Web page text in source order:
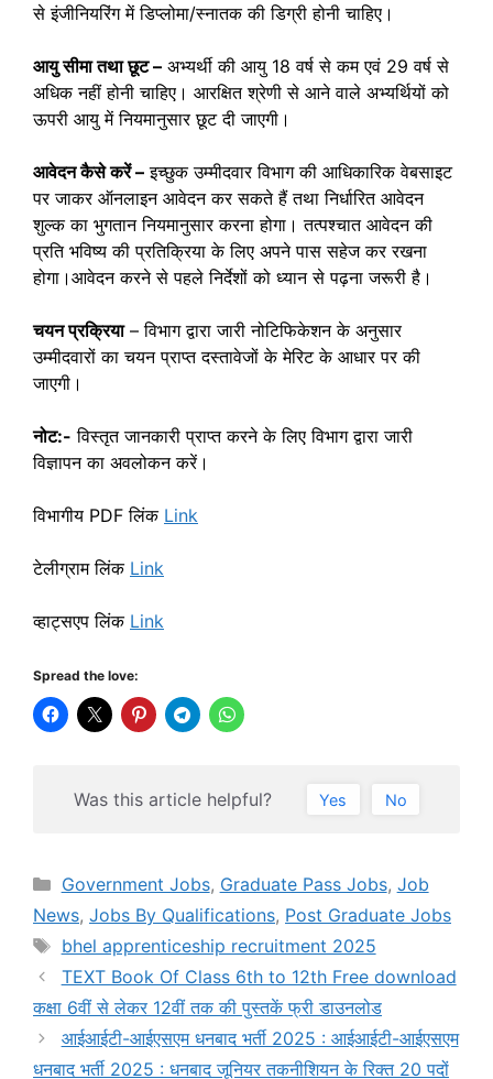
से इंजीनियरिंग में डिप्लोमा/स्नातक की डिग्री होनी चाहिए।
आयु सीमा तथा छूट – अभ्यर्थी की आयु 18 वर्ष से कम एवं 29 वर्ष से
अधिक नहीं होनी चाहिए। आरक्षित श्रेणी से आने वाले अभ्यर्थियों को
ऊपरी आयु में नियमानुसार छूट दी जाएगी।
आवेदन कैसे करें – इच्छुक उम्मीदवार विभाग की आधिकारिक वेबसाइट
पर जाकर ऑनलाइन आवेदन कर सकते हैं तथा निर्धारित आवेदन
शुल्‍क का भुगतान नियमानुसार करना होगा। तत्पश्चात आवेदन की
प्रति भविष्य की प्रतिक्रिया के लिए अपने पास सहेज कर रखना
होगा।आवेदन करने से पहले निर्देशों को ध्यान से पढ़ना जरूरी है।
चयन प्रक्रिया– विभाग द्वारा जारी नोटिफिकेशन के अनुसार
उम्मीदवारों का चयन प्राप्त दस्तावेजों के मेरिट के आधार पर की
जाएगी।
नोट:- विस्तृत जानकारी प्राप्त करने के लिए विभाग द्वारा जारी
विज्ञापन का अवलोकन करें।
विभागीय PDF लिंक Link
टेलीग्राम लिंक Link
व्हाट्सएप लिंक Link
Spread the love:
Was this article helpful? Yes No
Categories
Government Jobs, Graduate Pass Jobs, Job
News, Jobs By Qualifications, Post Graduate Jobs
Tags
bhel apprenticeship recruitment 2025
TEXT Book Of Class 6th to 12th Free download
कक्षा 6वीं से लेकर 12वीं तक की पुस्तकें फ्री डाउनलोड
आईआईटी-आईएसएम धनबाद भर्ती 2025 : आईआईटी-आईएसएम
धनबाद भर्ती 2025 : धनबाद जूनियर तकनीशियन के रिक्त 20 पदों